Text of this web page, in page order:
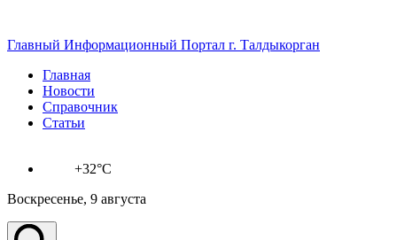
Главный Информационный Портал г. Талдыкорган
Главная
Новости
Справочник
Статьи
+32°C
Воскресенье, 9 августа